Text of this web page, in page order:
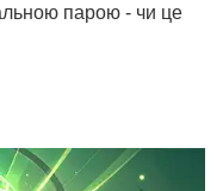
парою - чи це